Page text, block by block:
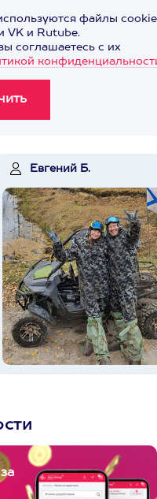
файлы cookie
VK и Rutube.
соглашаетесь с их
Евгений Б.